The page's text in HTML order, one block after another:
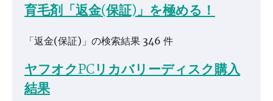
育毛剤「返金(保証)」を極める！
「返金(保証)」の検索結果 346 件
ヤフオクPCリカバリーディスク購入
結果